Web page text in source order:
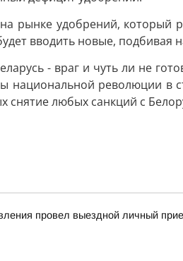
рынке удобрений, который
вводить новые, подбивая
- враг и чуть ли не
национальной революции в
снятие любых санкций с
провел выездной личный